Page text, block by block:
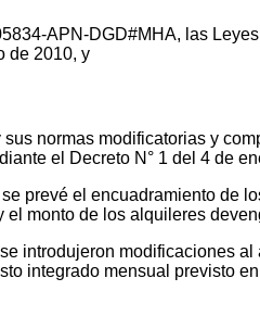
APN-DGD#MHA, las
de 2010, y
sus normas modificatorias y
el Decreto N° 1 del 4 de
prevé el encuadramiento de
el monto de los alquileres
introdujeron modificaciones
integrado mensual previsto